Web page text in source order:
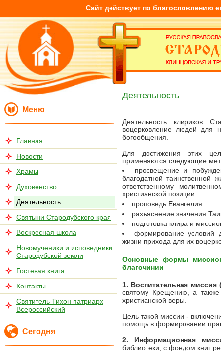
Сайт действует по благословлению
Меню
Главная
Новости
Храмы
Духовенство
Деятельность
Святыни Стародубского края
Воскресная школа
Новомученики и исповедники
Стародубской земли
Гостевая книга
Контакты
Святитель Тихон патриарх
Всероссийский
Сегодня
Деятельность
Деятельность клириков
воцерковление людей для
богообщения.
Для достижения этих
применяются следующие
просвещение и
благодатной таинственной
ответственному
христианской позиции
проповедь Евангелия
разъяснение значения
подготовка клира и
формирование условий
жизни прихода для их
Основные формы
благочинии
1. Воспитательная миссия
святому Крещению, а
христианской веры.
Цель такой миссии -
помощь в формировании
2. Информационная
библиотеки, с фондом книг